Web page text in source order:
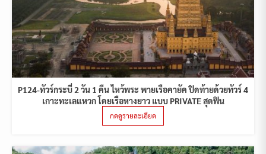
P124-ทัวร์กระบี่ 2 วัน 1 คืน ไหว้พระ พายเรือคายัค ปิดท้ายด้วยทัวร์ 4
เกาะทะเลแหวก โดยเรือหางยาว แบบ PRIVATE สุดฟิน
กดดูรายละเอียด